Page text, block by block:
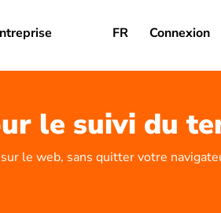
FR Connexion
le suivi du
le web, sans quitter votre